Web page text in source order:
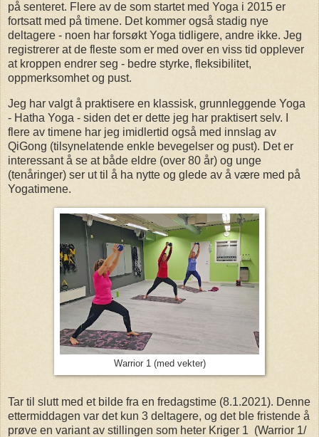
på senteret. Flere av de som startet med Yoga i 2015 er
fortsatt med på timene. Det kommer også stadig nye
deltagere - noen har forsøkt Yoga tidligere, andre ikke. Jeg
registrerer at de fleste som er med over en viss tid opplever
at kroppen endrer seg - bedre styrke, fleksibilitet,
oppmerksomhet og pust.
Jeg har valgt å praktisere en klassisk, grunnleggende Yoga
- Hatha Yoga - siden det er dette jeg har praktisert selv. I
flere av timene har jeg imidlertid også med innslag av
QiGong (tilsynelatende enkle bevegelser og pust). Det er
interessant å se at både eldre (over 80 år) og unge
(tenåringer) ser ut til å ha nytte og glede av å være med på
Yogatimene.
Warrior 1 (med vekter)
Tar til slutt med et bilde fra en fredagstime (8.1.2021). Denne
ettermiddagen var det kun 3 deltagere, og det ble fristende å
prøve en variant av stillingen som heter Kriger 1 (Warrior 1/